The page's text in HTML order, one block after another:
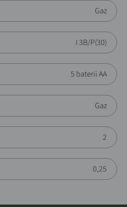
Gaz
I 3B/P(30)
5 baterii AA
Gaz
2
0,25